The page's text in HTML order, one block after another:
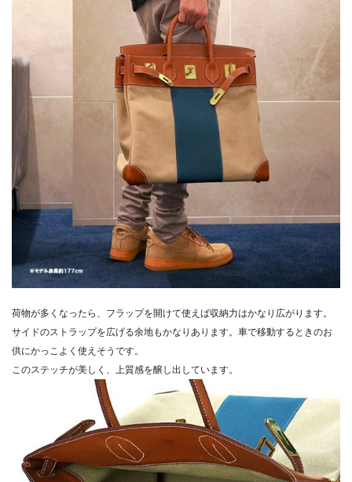
荷物が多くなったら、フラップを開けて使えば収納力はかなり広がります。
サイドのストラップを広げる余地もかなりあります。車で移動するときのお
供にかっこよく使えそうです。
このステッチが美しく、上質感を醸し出しています。